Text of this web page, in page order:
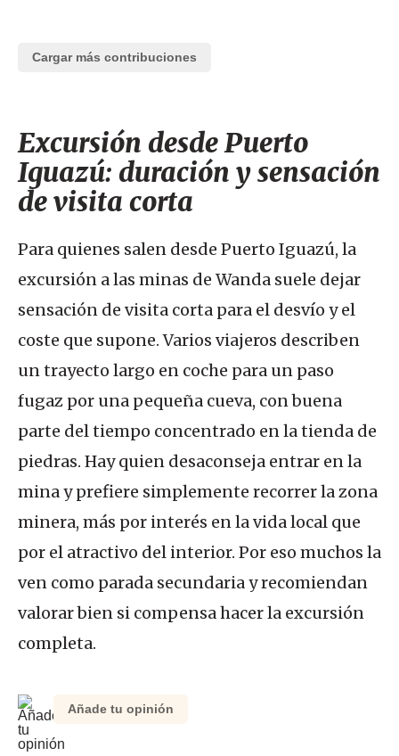
Cargar más contribuciones
Excursión desde Puerto
Iguazú: duración y sensación
de visita corta
Para quienes salen desde Puerto Iguazú, la
excursión a las minas de Wanda suele dejar
sensación de visita corta para el desvío y el
coste que supone. Varios viajeros describen
un trayecto largo en coche para un paso
fugaz por una pequeña cueva, con buena
parte del tiempo concentrado en la tienda de
piedras. Hay quien desaconseja entrar en la
mina y prefiere simplemente recorrer la zona
minera, más por interés en la vida local que
por el atractivo del interior. Por eso muchos la
ven como parada secundaria y recomiendan
valorar bien si compensa hacer la excursión
completa.
Añade tu opinión